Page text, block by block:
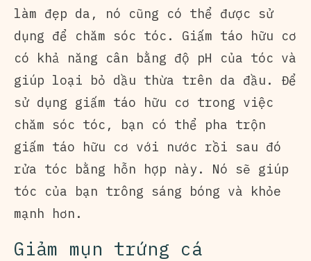
làm đẹp da, nó cũng có thể được sử
dụng để chăm sóc tóc. Giấm táo hữu cơ
có khả năng cân bằng độ pH của tóc và
giúp loại bỏ dầu thừa trên da đầu. Để
sử dụng giấm táo hữu cơ trong việc
chăm sóc tóc, bạn có thể pha trộn
giấm táo hữu cơ với nước rồi sau đó
rửa tóc bằng hỗn hợp này. Nó sẽ giúp
tóc của bạn trông sáng bóng và khỏe
mạnh hơn.
Giảm mụn trứng cá